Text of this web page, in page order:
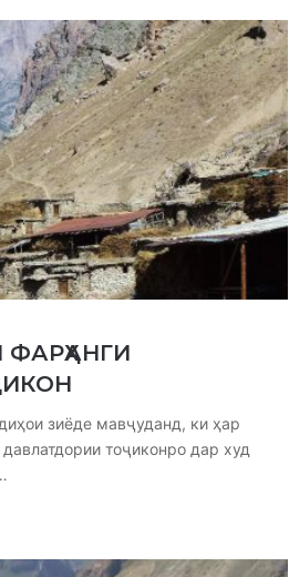
зиёде мавҷуданд, ки ҳар
тоҷиконро дар худ